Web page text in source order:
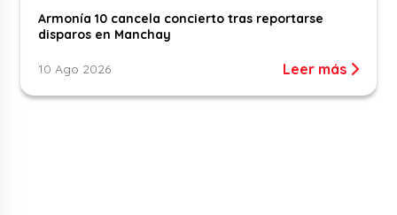
Armonía 10 cancela concierto tras reportarse
disparos en Manchay
10 Ago 2026 Leer más